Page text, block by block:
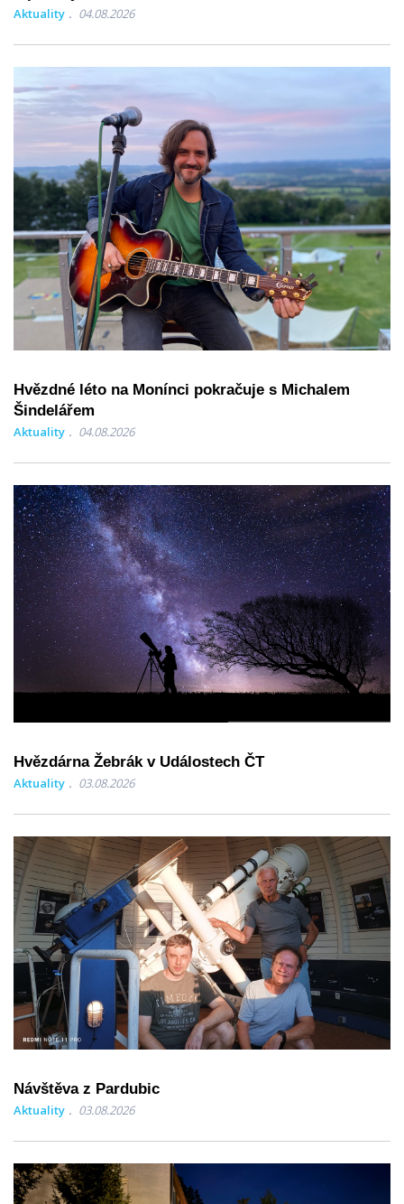
Aktuality 04.08.2026
Hvězdné léto na Monínci pokračuje s Michalem
Šindelářem
Aktuality 04.08.2026
Hvězdárna Žebrák v Událostech ČT
Aktuality 03.08.2026
Návštěva z Pardubic
Aktuality 03.08.2026